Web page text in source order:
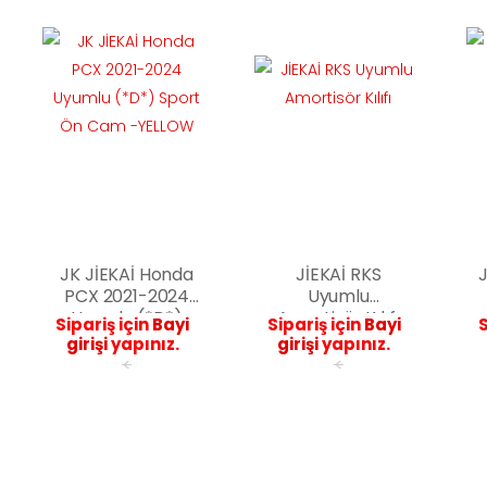
JK JİEKAİ Honda
PCX 2021-2024
Uyumlu (*D*)
Sport Ön Cam -
YELLOW
Sipariş içinBayi
girişiyapınız.
<
JİEKAİ RKS
Uyumlu
Amortisör Kılıfı
Sipariş içinBayi
girişiyapınız.
<